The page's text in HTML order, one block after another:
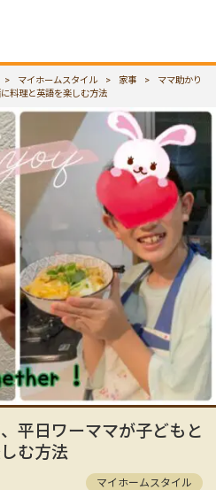
> マイホームスタイル > 家事 >
ママ助かり
料理と英語を楽しむ方法
平日ワーママが子どもと
む方法
マイホームスタイル